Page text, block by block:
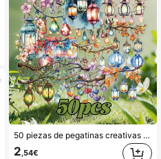
50 piezas de pegatinas creativas de luces parpadeantes para marcos, álbumes, tazas, escritorios, escuelas, aulas, pegatinas decorativas impermeables adecuadas para Halloween, Navidad, regalos y útiles escolares
2 ,54€